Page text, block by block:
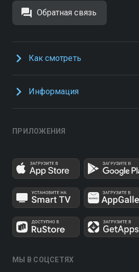
Обратная связь
Как смотреть
Информация
ПРИЛОЖЕНИЯ
МЫ В СОЦСЕТЯХ